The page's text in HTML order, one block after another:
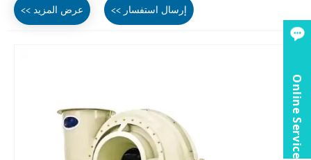
عرض المزيد >> إرسال استفسار >>
Online Service